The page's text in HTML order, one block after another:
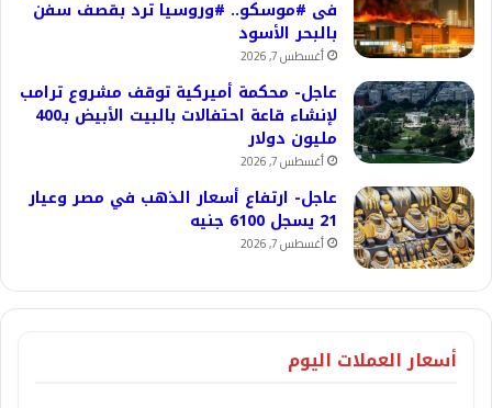
فى #موسكو.. #وروسيا ترد بقصف سفن
بالبحر الأسود
أغسطس 7, 2026
عاجل- محكمة أميركية توقف مشروع ترامب
لإنشاء قاعة احتفالات بالبيت الأبيض بـ400
مليون دولار
أغسطس 7, 2026
عاجل- ارتفاع أسعار الذهب في مصر وعيار
21 يسجل 6100 جنيه
أغسطس 7, 2026
أسعار العملات اليوم